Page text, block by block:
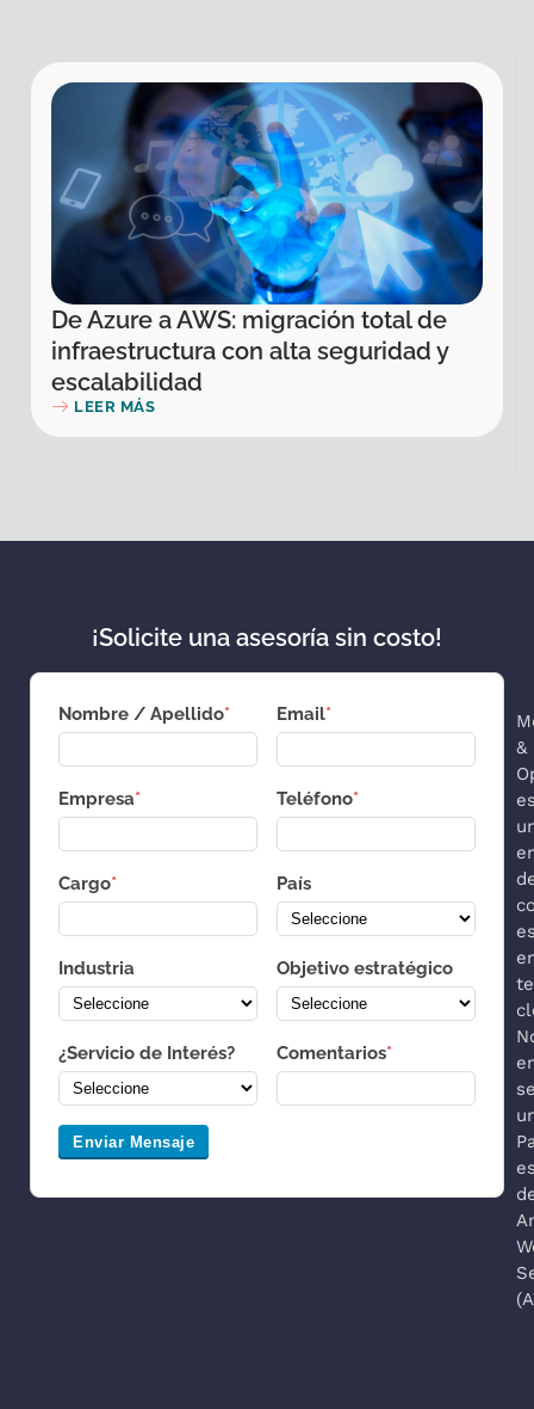
De Azure a AWS: migración total de
infraestructura con alta seguridad y
escalabilidad
LEER MÁS
¡Solicite una asesoría sin costo!
Nombre / Apellido* Email*
Empresa* Teléfono*
Cargo* País
Industria Objetivo estratégico
¿Servicio de Interés? Comentarios*
Enviar Mensaje
&